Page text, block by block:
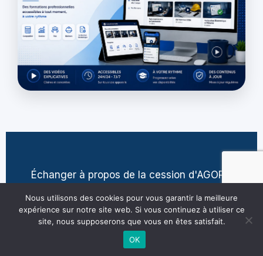
Échanger à propos de la cession d'AGORA
contact@jean-pierre-villatte.fr
Nous utilisons des cookies pour vous garantir la meilleure
expérience sur notre site web. Si vous continuez à utiliser ce
site, nous supposerons que vous en êtes satisfait.
OK